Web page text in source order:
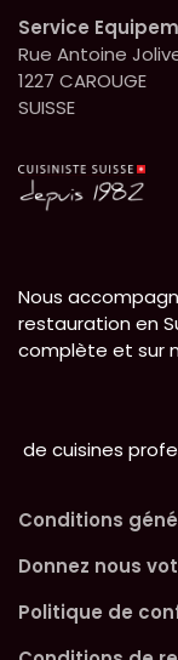
Service
Rue Antoine
1227 CAROUGE
SUISSE
Nous
restauration en
complète et sur
de cuisines
Conditions
Donnez nous
Politique de